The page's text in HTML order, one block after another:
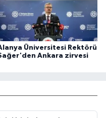
Üniversitesi Rektörü
Ankara zirvesi